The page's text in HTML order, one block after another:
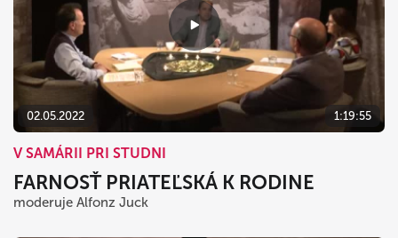
02.05.2022 1:19:55
V SAMÁRII PRI STUDNI
FARNOSŤ PRIATEĽSKÁ K RODINE
moderuje Alfonz Juck